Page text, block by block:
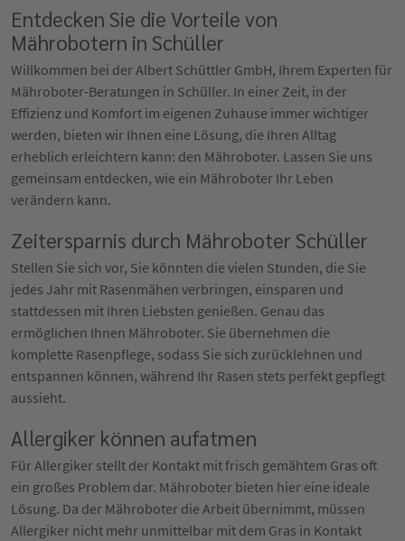
Entdecken Sie die Vorteile von
Mährobotern in Schüller
Willkommen bei der Albert Schüttler GmbH, Ihrem Experten für
Mähroboter-Beratungen in Schüller. In einer Zeit, in der
Effizienz und Komfort im eigenen Zuhause immer wichtiger
werden, bieten wir Ihnen eine Lösung, die Ihren Alltag
erheblich erleichtern kann: den Mähroboter. Lassen Sie uns
gemeinsam entdecken, wie ein Mähroboter Ihr Leben
verändern kann.
Zeitersparnis durch Mähroboter Schüller
Stellen Sie sich vor, Sie könnten die vielen Stunden, die Sie
jedes Jahr mit Rasenmähen verbringen, einsparen und
stattdessen mit Ihren Liebsten genießen. Genau das
ermöglichen Ihnen Mähroboter. Sie übernehmen die
komplette Rasenpflege, sodass Sie sich zurücklehnen und
entspannen können, während Ihr Rasen stets perfekt gepflegt
aussieht.
Allergiker können aufatmen
Für Allergiker stellt der Kontakt mit frisch gemähtem Gras oft
ein großes Problem dar. Mähroboter bieten hier eine ideale
Lösung. Da der Mähroboter die Arbeit übernimmt, müssen
Allergiker nicht mehr unmittelbar mit dem Gras in Kontakt